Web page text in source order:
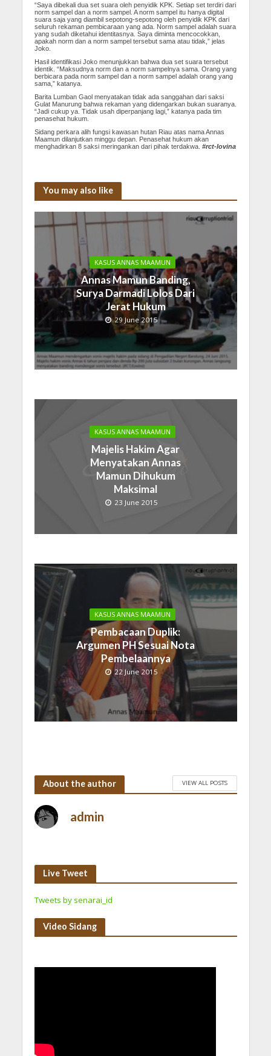
“Saya dibekali dua set suara oleh penyidik KPK. Setiap set terdiri dari
norm sampel dan a norm sampel. A norm sampel itu hanya digital
suara saja yang diambil sepotong-sepotong oleh penyidik KPK dari
seluruh rekaman pembicaraan yang ada. Norm sampel adalah suara
yang sudah diketahui identitasnya. Saya diminta mencocokkan,
apakah norm dan a norm sampel tersebut sama atau tidak,” jelas
Joko.
Hasil identifikasi Joko menunjukkan bahwa dua set suara tersebut
identik. “Maksudnya norm dan a norm sampelnya sama. Orang yang
berbicara pada norm sampel dan a norm sampel adalah orang yang
sama,” katanya.
Barita Lumban Gaol menyatakan tidak ada sanggahan dari saksi
Gulat Manurung bahwa rekaman yang didengarkan bukan suaranya.
“Jadi cukup ya. Tidak usah diperpanjang lagi,” katanya pada tim
penasehat hukum.
Sidang perkara alih fungsi kawasan hutan Riau atas nama Annas
Maamun dilanjutkan minggu depan. Penasehat hukum akan
menghadirkan 8 saksi meringankan dari pihak terdakwa. #rct-lovina
You may also like
KASUS ANNAS MAAMUN
Annas Mamun Banding,
Surya Darmadi Lolos Dari
Jerat Hukum
29 June 2015
KASUS ANNAS MAAMUN
Majelis Hakim Agar
Menyatakan Annas
Mamun Dihukum
Maksimal
23 June 2015
KASUS ANNAS MAAMUN
Pembacaan Duplik:
Argumen PH Sesuai Nota
Pembelaannya
22 June 2015
About the author VIEW ALL POSTS
admin
Live Tweet
Tweets by senarai_id
Video Sidang